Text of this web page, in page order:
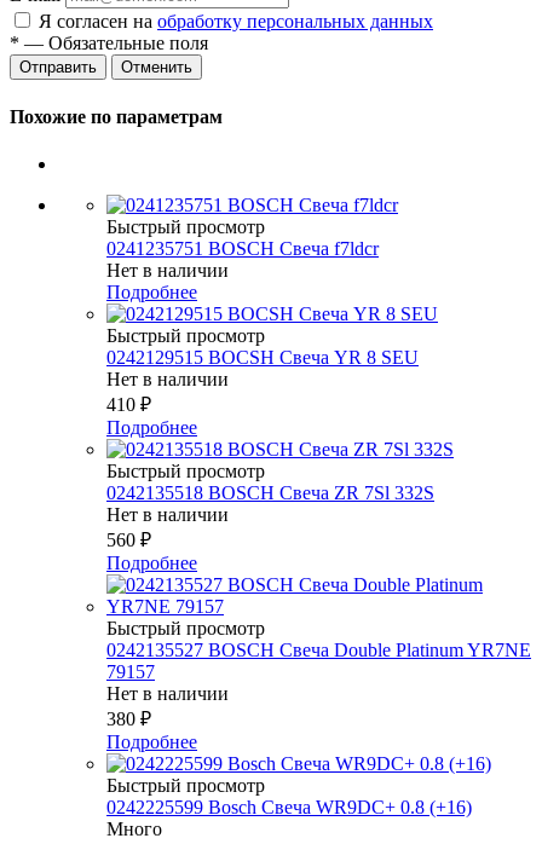
Я согласен на обработку персональных данных
* — Обязательные поля
Отменить
Похожие по параметрам
Быстрый просмотр
0241235751 BOSCH Свеча f7ldcr
Нет в наличии
Подробнее
Быстрый просмотр
0242129515 BOCSH Свеча YR 8 SEU
Нет в наличии
410 ₽
Подробнее
Быстрый просмотр
0242135518 BOSCH Свеча ZR 7Sl 332S
Нет в наличии
560 ₽
Подробнее
Быстрый просмотр
0242135527 BOSСH Свеча Double Platinum YR7NE
79157
Нет в наличии
380 ₽
Подробнее
Быстрый просмотр
0242225599 Bosch Свеча WR9DC+ 0.8 (+16)
Много